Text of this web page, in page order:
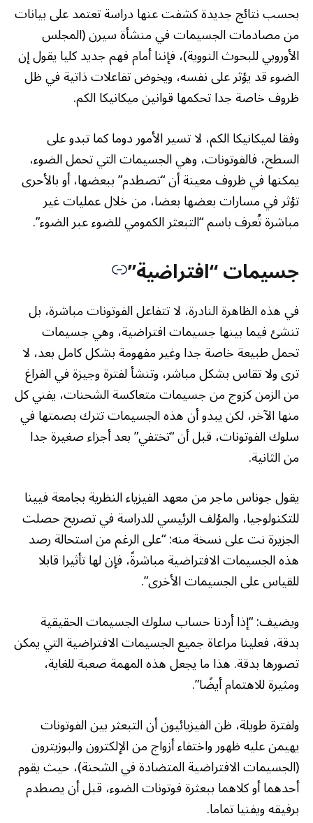
بحسب نتائج جديدة كشفت عنها دراسة تعتمد على بيانات
من مصادمات الجسيمات في منشأة سيرن (المجلس
الأوروبي للبحوث النووية)، فإننا أمام فهم جديد كليا يقول إن
الضوء قد يؤثر على نفسه، ويخوض تفاعلات ذاتية في ظل
ظروف خاصة جدا تحكمها قوانين ميكانيكا الكم.
وفقا لميكانيكا الكم، لا تسير الأمور دوما كما تبدو على
السطح، فالفوتونات، وهي الجسيمات التي تحمل الضوء،
يمكنها في ظروف معينة أن “تصطدم” ببعضها، أو بالأحرى
تؤثر في مسارات بعضها بعضا، من خلال عمليات غير
مباشرة تُعرف باسم “التبعثر الكمومي للضوء عبر الضوء”.
جسيمات “افتراضية”
في هذه الظاهرة النادرة، لا تتفاعل الفوتونات مباشرة، بل
تنشئ فيما بينها جسيمات افتراضية، وهي جسيمات
تحمل طبيعة خاصة جدا وغير مفهومة بشكل كامل بعد، لا
ترى ولا تقاس بشكل مباشر، وتنشأ لفترة وجيزة في الفراغ
من الزمن كزوج من جسيمات متعاكسة الشحنات، يفني كل
منها الآخر، لكن يبدو أن هذه الجسيمات تترك بصمتها في
سلوك الفوتونات، قبل أن “تختفي” بعد أجزاء صغيرة جدا
من الثانية.
يقول جوناس ماجر من معهد الفيزياء النظرية بجامعة فيينا
للتكنولوجيا، والمؤلف الرئيسي للدراسة في تصريح حصلت
الجزيرة نت على نسخة منه: “على الرغم من استحالة رصد
هذه الجسيمات الافتراضية مباشرةً، فإن لها تأثيرا قابلا
للقياس على الجسيمات الأخرى”.
ويضيف: “إذا أردنا حساب سلوك الجسيمات الحقيقية
بدقة، فعلينا مراعاة جميع الجسيمات الافتراضية التي يمكن
تصورها بدقة. هذا ما يجعل هذه المهمة صعبة للغاية،
ومثيرة للاهتمام أيضًا”.
ولفترة طويلة، ظن الفيزيائيون أن التبعثر بين الفوتونات
يهيمن عليه ظهور واختفاء أزواج من الإلكترون والبوزيترون
(الجسيمات الافتراضية المتضادة في الشحنة)، حيث يقوم
أحدهما أو كلاهما ببعثرة فوتونات الضوء، قبل أن يصطدم
برفيقه ويفنيا تماما.